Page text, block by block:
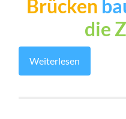
Brücken
die
Weiterlesen